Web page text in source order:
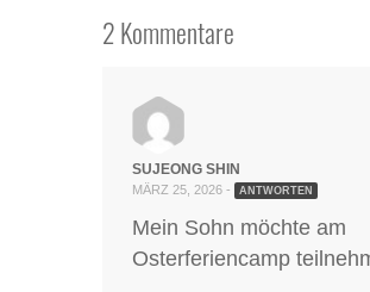
2 Kommentare
SUJEONG SHIN
MÄRZ 25, 2026 - ANTWORTEN
Mein Sohn möchte am
Osterferiencamp